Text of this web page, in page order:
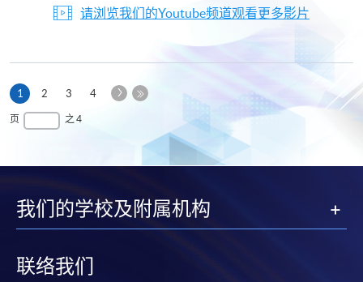
请浏览我们的Youtube频道观看更多影片
1 本
页
2 3 4
下
一
页 之 4
我们的学校及附属机构
联络我们